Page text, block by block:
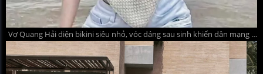
Vợ Quang Hải diện bikini siêu nhỏ, vóc dáng sau sinh khiến dân mạng 'đứng ngồi không yên'